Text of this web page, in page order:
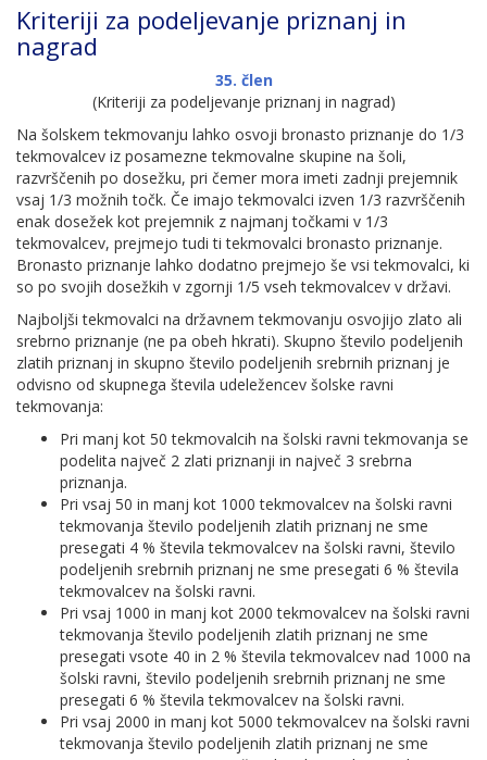
Kriteriji za podeljevanje priznanj in
nagrad
35. člen
(Kriteriji za podeljevanje priznanj in nagrad)
Na šolskem tekmovanju lahko osvoji bronasto priznanje do 1/3
tekmovalcev iz posamezne tekmovalne skupine na šoli,
razvrščenih po dosežku, pri čemer mora imeti zadnji prejemnik
vsaj 1/3 možnih točk. Če imajo tekmovalci izven 1/3 razvrščenih
enak dosežek kot prejemnik z najmanj točkami v 1/3
tekmovalcev, prejmejo tudi ti tekmovalci bronasto priznanje.
Bronasto priznanje lahko dodatno prejmejo še vsi tekmovalci, ki
so po svojih dosežkih v zgornji 1/5 vseh tekmovalcev v državi.
Najboljši tekmovalci na državnem tekmovanju osvojijo zlato ali
srebrno priznanje (ne pa obeh hkrati). Skupno število podeljenih
zlatih priznanj in skupno število podeljenih srebrnih priznanj je
odvisno od skupnega števila udeležencev šolske ravni
tekmovanja:
Pri manj kot 50 tekmovalcih na šolski ravni tekmovanja se
podelita največ 2 zlati priznanji in največ 3 srebrna
priznanja.
Pri vsaj 50 in manj kot 1000 tekmovalcev na šolski ravni
tekmovanja število podeljenih zlatih priznanj ne sme
presegati 4 % števila tekmovalcev na šolski ravni, število
podeljenih srebrnih priznanj ne sme presegati 6 % števila
tekmovalcev na šolski ravni.
Pri vsaj 1000 in manj kot 2000 tekmovalcev na šolski ravni
tekmovanja število podeljenih zlatih priznanj ne sme
presegati vsote 40 in 2 % števila tekmovalcev nad 1000 na
šolski ravni, število podeljenih srebrnih priznanj ne sme
presegati 6 % števila tekmovalcev na šolski ravni.
Pri vsaj 2000 in manj kot 5000 tekmovalcev na šolski ravni
tekmovanja število podeljenih zlatih priznanj ne sme